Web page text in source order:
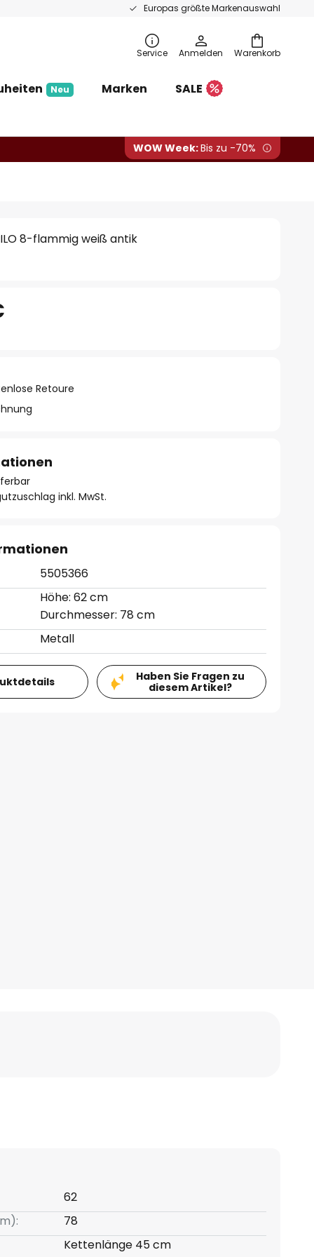
Europas größte Markenauswahl
Warenkorb
Service Anmelden
Neu Marken
SALE
WOW Week:Bis zu -70%
8-flammig weiß antik
Retoure
inkl. MwSt.
5505366
Höhe: 62 cm
Durchmesser: 78 cm
Metall
Haben Sie Fragen zu
diesem Artikel?
62
78
Kettenlänge 45 cm